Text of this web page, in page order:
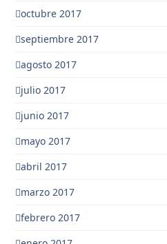
octubre 2017
septiembre 2017
agosto 2017
julio 2017
junio 2017
mayo 2017
abril 2017
marzo 2017
febrero 2017